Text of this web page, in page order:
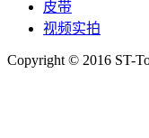
皮带
视频实拍
Copyright © 2016 ST-